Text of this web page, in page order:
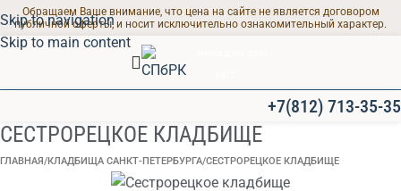
Skip to navigation
Skip to main content
Обращаем Ваше внимание, что цена на сайте не является договором
публичной оферты, и носит исключительно ознакомительный характер.
+7(812) 713-35-35
СЕСТРОРЕЦКОЕ КЛАДБИЩЕ
ГЛАВНАЯ КЛАДБИЩА САНКТ-ПЕТЕРБУРГА СЕСТРОРЕЦКОЕ КЛАДБИЩЕ